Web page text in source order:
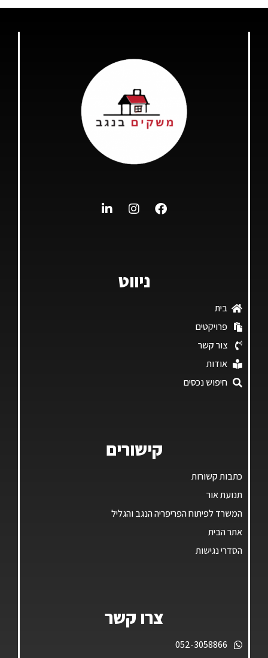
ניווט
בית
פרויקטים
צור קשר
אודות
חיפוש נכסים
קישורים
כתבות קשורות
תנועת אור
המשרד לפיתוח הפריפריה הנגב והגליל
אתר הבית
הסדרי נגישות
צרו קשר
052-3058866